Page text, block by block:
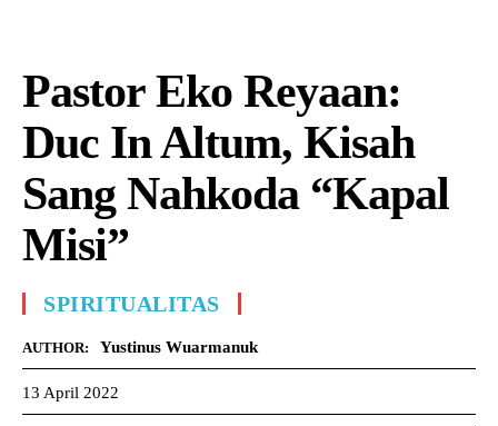
Pastor Eko Reyaan:
Duc In Altum, Kisah
Sang Nahkoda “Kapal
Misi”
SPIRITUALITAS
AUTHOR: Yustinus Wuarmanuk
13 April 2022